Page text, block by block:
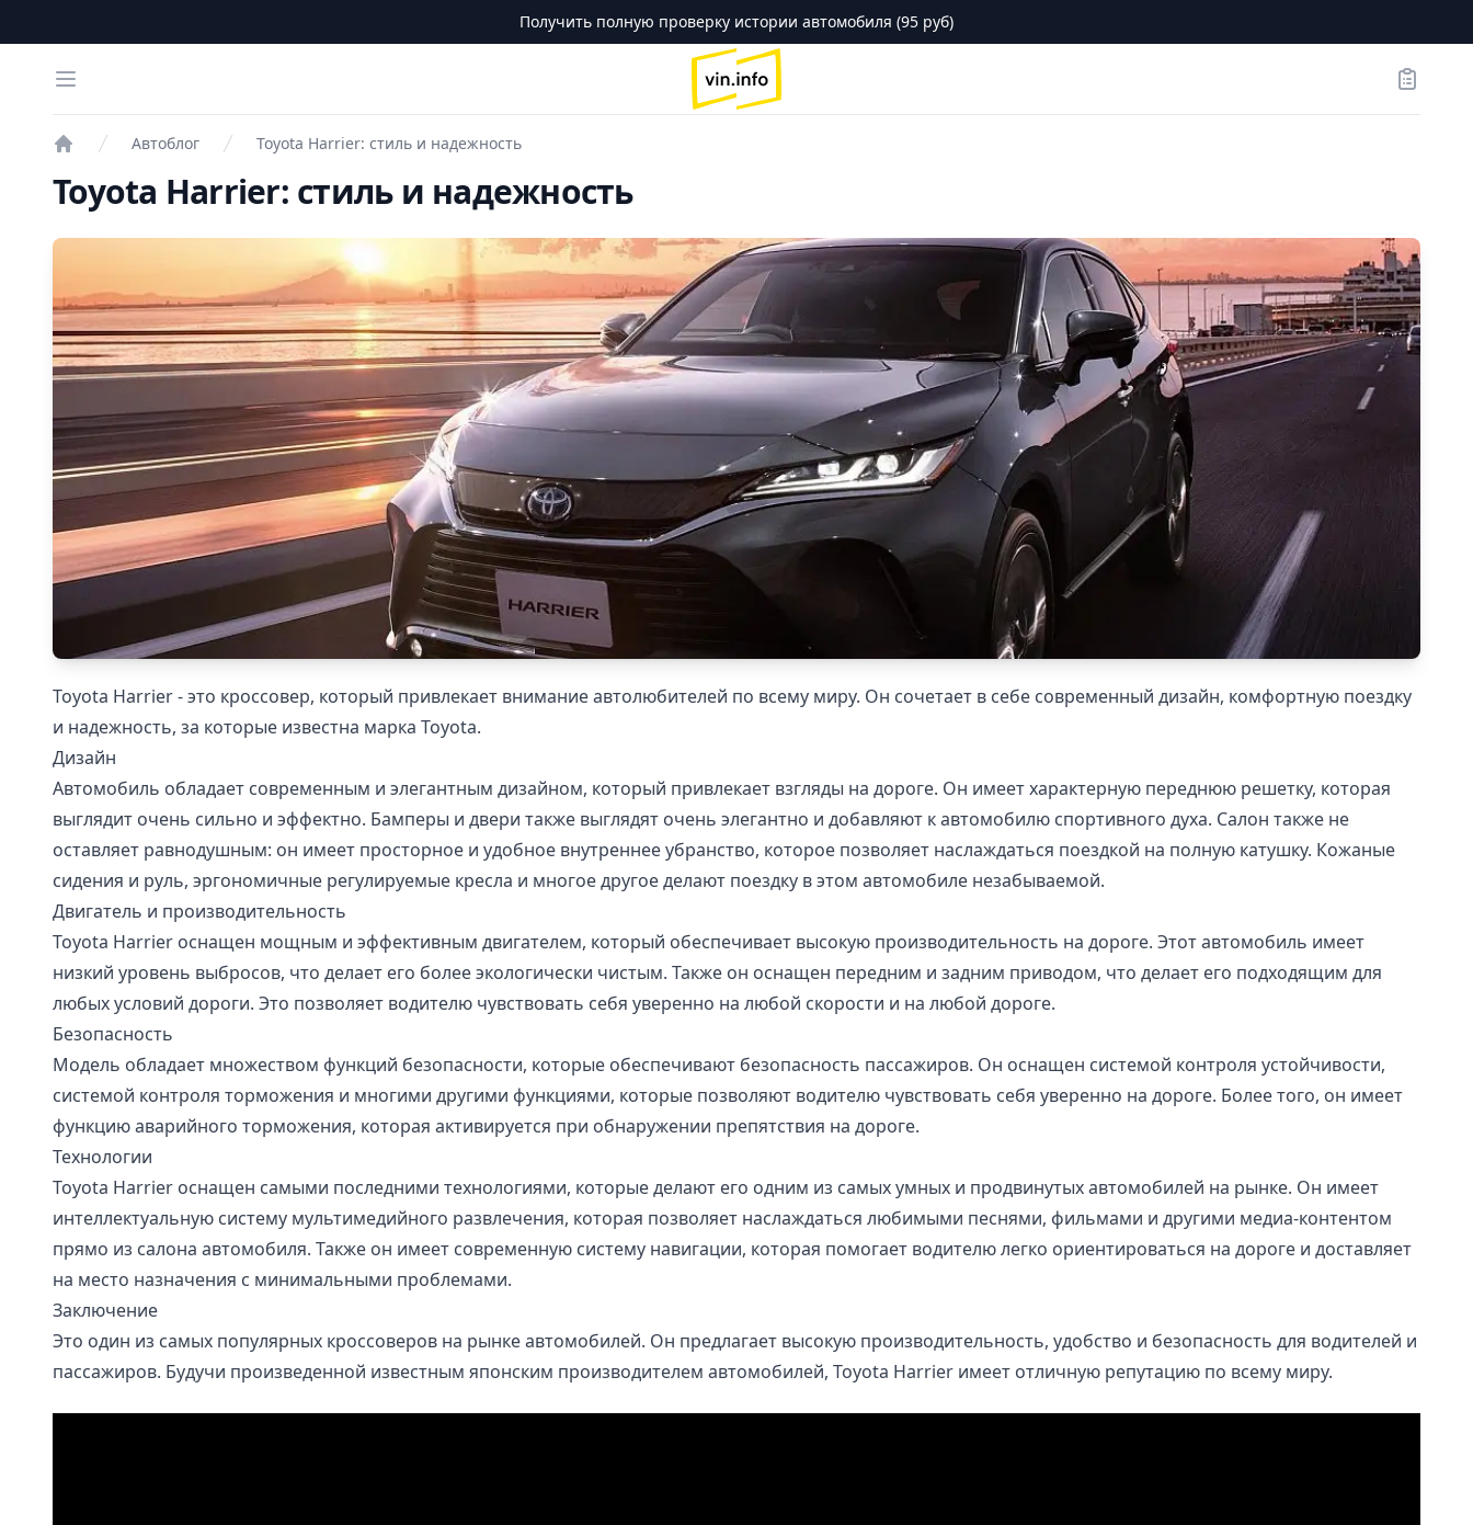
Получить полную проверку истории автомобиля (95 руб)
Open menu
logo
Заказы
Автоблог Toyota Harrier: стиль и надежность
Toyota Harrier: стиль и надежность
Toyota Harrier - это кроссовер, который привлекает внимание автолюбителей по всему миру. Он сочетает в себе современный дизайн, комфортную поездку
и надежность, за которые известна марка Toyota.
Дизайн
Автомобиль обладает современным и элегантным дизайном, который привлекает взгляды на дороге. Он имеет характерную переднюю решетку, которая
выглядит очень сильно и эффектно. Бамперы и двери также выглядят очень элегантно и добавляют к автомобилю спортивного духа. Салон также не
оставляет равнодушным: он имеет просторное и удобное внутреннее убранство, которое позволяет наслаждаться поездкой на полную катушку. Кожаные
сидения и руль, эргономичные регулируемые кресла и многое другое делают поездку в этом автомобиле незабываемой.
Двигатель и производительность
Toyota Harrier оснащен мощным и эффективным двигателем, который обеспечивает высокую производительность на дороге. Этот автомобиль имеет
низкий уровень выбросов, что делает его более экологически чистым. Также он оснащен передним и задним приводом, что делает его подходящим для
любых условий дороги. Это позволяет водителю чувствовать себя уверенно на любой скорости и на любой дороге.
Безопасность
Модель обладает множеством функций безопасности, которые обеспечивают безопасность пассажиров. Он оснащен системой контроля устойчивости,
системой контроля торможения и многими другими функциями, которые позволяют водителю чувствовать себя уверенно на дороге. Более того, он имеет
функцию аварийного торможения, которая активируется при обнаружении препятствия на дороге.
Технологии
Toyota Harrier оснащен самыми последними технологиями, которые делают его одним из самых умных и продвинутых автомобилей на рынке. Он имеет
интеллектуальную систему мультимедийного развлечения, которая позволяет наслаждаться любимыми песнями, фильмами и другими медиа-контентом
прямо из салона автомобиля. Также он имеет современную систему навигации, которая помогает водителю легко ориентироваться на дороге и доставляет
на место назначения с минимальными проблемами.
Заключение
Это один из самых популярных кроссоверов на рынке автомобилей. Он предлагает высокую производительность, удобство и безопасность для водителей и
пассажиров. Будучи произведенной известным японским производителем автомобилей, Toyota Harrier имеет отличную репутацию по всему миру.